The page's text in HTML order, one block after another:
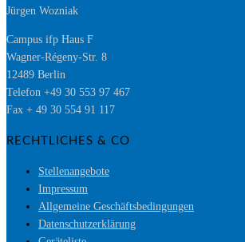
Jürgen Wozniak
Campus ifp Haus F
Wagner-Régeny-Str. 8
12489 Berlin
Telefon +49 30 553 97 467
Fax + 49 30 554 91 117
RECHTLICHES & CO
Stellenangebote
Impressum
Allgemeine Geschäftsbedingungen
Datenschutzerklärung